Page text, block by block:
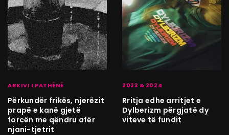
ARKIVI I PATHËNË
Përkundër frikës, njerëzit
prapë e kanë gjetë
forcën me qëndru afër
njani-tjetrit
2023 & 2024
Rritja edhe arritjet e
Dylberizm përgjatë dy
viteve të fundit